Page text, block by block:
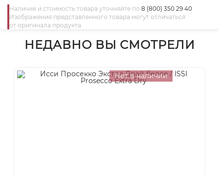
Наличие и стоимость товара уточняйте по 8 (800) 350 29 40
Изображения представленного товара могут отличаться
от оригинала продукта
НЕДАВНО ВЫ СМОТРЕЛИ
Нет в наличии